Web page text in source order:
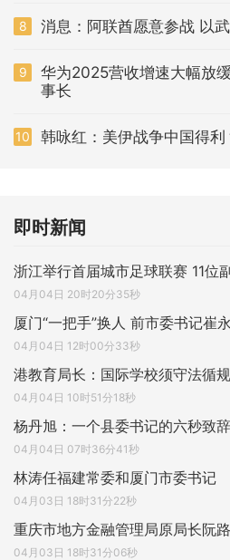
8 消息：阿联酋愿意参战 以
9
华为2025营收增速大幅放
事长
10 韩咏红：美伊战争中国得利
即时新闻
浙江举行首届城市足球联赛 11位
04月04日 20时20分35秒
厦门“一把手”换人 前市委书记崔
04月04日 12时00分33秒
港教育局长：国际学校须守法循
04月04日 10时51分18秒
杨丹旭：一个县委书记的六秒致辞
04月04日 07时36分41秒
林涛任福建常委和厦门市委书记
04月03日 18时31分22秒
重庆市地方金融管理局原局长阮
04月03日 18时31分06秒